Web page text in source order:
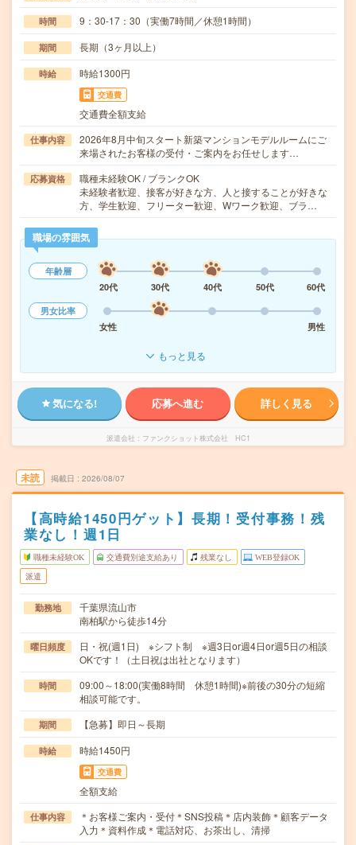
時間 9：30-17：30（実働7時間／休憩1時間）
期間 長期（3ヶ月以上）
時給 時給1300円
交通費
交通費全額支給
仕事内容
2026年8月中旬スタート新築マンションモデルルームにご
来場されたお客様の受付・ご案内をお任せします…
応募資格
職種未経験OK / ブランクOK
未経験者歓迎、接客が好きな方、人と接することが好きな
方、学生歓迎、フリーター歓迎、Wワーク歓迎、ブラ…
職場の雰囲気
年齢層
20代
30代 40代 50代
60代
男女比率
女性
男性
もっと見る
気になる! 応募へ進む 詳しく見る
派遣会社 ファンクショット株式会社 HC1
未読 掲載日 2026/08/07
【高時給1450円ゲット】長期！受付事務！残
業なし！週1日
職種未経験OK 交通費別途支給あり 残業なし WEB登録OK
派遣
勤務地
千葉県流山市
南柏駅から徒歩14分
曜日頻度
日・祝(週1日) ※シフト制 ※週3日or週4日or週5日の相談
OKです！（土日祝は出社となります）
時間
09:00～18:00(実働8時間 休憩1時間)※前後の30分の短縮
相談可能です。
期間 【急募】即日～長期
時給 時給1450円
交通費
全額支給
仕事内容
＊お客様ご案内・受付＊SNS投稿＊店内装飾＊顧客データ
入力＊資料作成＊電話対応、お茶出し、清掃